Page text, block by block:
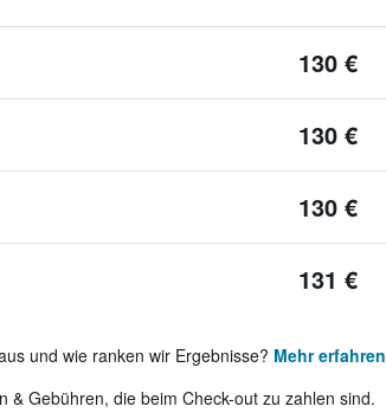
130 €
130 €
130 €
131 €
und wie ranken wir Ergebnisse? Mehr erfahren
Gebühren, die beim Check-out zu zahlen sind.